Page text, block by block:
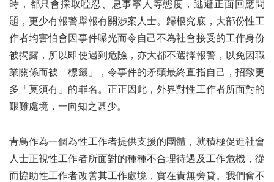
時，都只會採取啞忍、息事寧人等態度，逃避正面回應問
題，更少有報警舉報有關涉案人士。歸根究底，大部份性工
作者均害怕會因事件曝光而令自己不為社會接受的工作身份
被揭露，所以即使遇到危險，亦大都不選擇報警，以免因職
業關係而被「標籤」，令事件的矛頭最終直指自己，招致更
多「莫須有」的罪名。正正因此，外界對性工作者所面對的
艱難處境，一向知之甚少。
青鳥作為一個為性工作者提供支援的團體，就積極促進社會
人士正視性工作者所面對的種種不合理待遇及工作危機，從
而協助性工作者改善其工作處境，實在責無旁貸。我們會不